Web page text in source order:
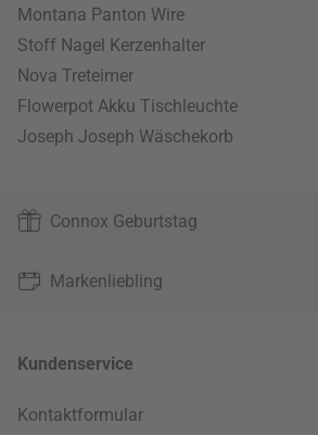
Montana Panton Wire
Stoff Nagel Kerzenhalter
Nova Treteimer
Flowerpot Akku Tischleuchte
Joseph Joseph Wäschekorb
Connox Geburtstag
Markenliebling
Kundenservice
Kontaktformular